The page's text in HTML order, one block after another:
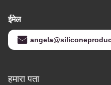
ईमेल
हमारा पता